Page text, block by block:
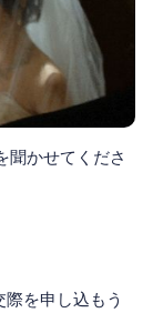
かせてくださ
を申し込もう